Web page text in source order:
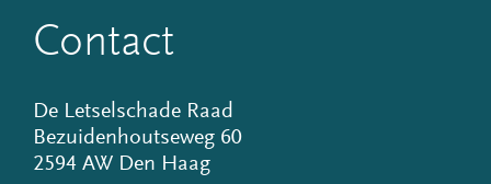
Contact
De Letselschade Raad
Bezuidenhoutseweg 60
2594 AW Den Haag